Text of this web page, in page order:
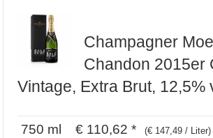
Champagner
Chandon 2015er
Vintage, Extra Brut, 12,5%
750 ml € 110,62 * (€ 147,49 / Liter)